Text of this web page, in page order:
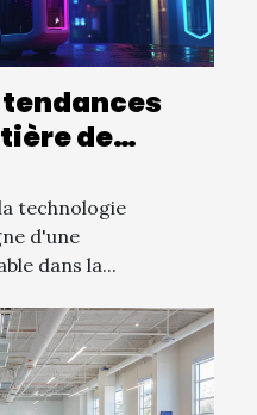
de
PC et leur
technologie
d'une
dans la...